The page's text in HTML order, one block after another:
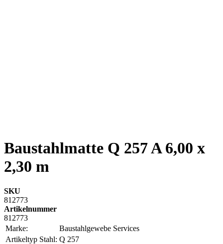
Baustahlmatte Q 257 A 6,00 x
2,30 m
SKU
812773
Artikelnummer
812773
Marke:
Baustahlgewebe Services
Artikeltyp Stahl: Q 257